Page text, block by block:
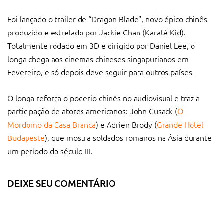
Foi lançado o trailer de “Dragon Blade”, novo épico chinês
produzido e estrelado por Jackie Chan (Karatê Kid).
Totalmente rodado em 3D e dirigido por Daniel Lee, o
longa chega aos cinemas chineses singapurianos em
Fevereiro, e só depois deve seguir para outros países.
O longa reforça o poderio chinês no audiovisual e traz a
participação de atores americanos: John Cusack (O
Mordomo da Casa Branca) e Adrien Brody (Grande Hotel
Budapeste), que mostra soldados romanos na Ásia durante
um período do século III.
DEIXE SEU COMENTÁRIO